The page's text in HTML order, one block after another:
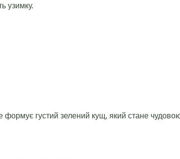
узимку.
густий зелений кущ, який стане